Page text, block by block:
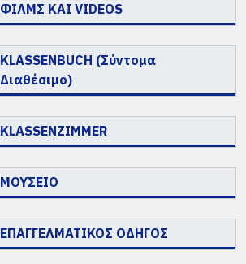
ΦΙΛΜΣ ΚΑΙ VIDEOS
KLASSENBUCH (Σύντομα
Διαθέσιμο)
KLASSENZIMMER
ΜΟΥΣΕΙΟ
ΕΠΑΓΓΕΛΜΑΤΙΚΟΣ ΟΔΗΓΟΣ